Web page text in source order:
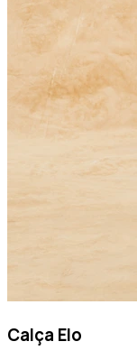
Calça Elo